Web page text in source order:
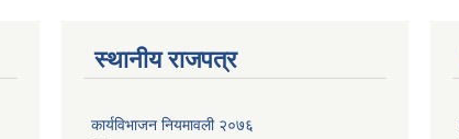
स्थानीय राजपत्र
कार्यविभाजन नियमावली २०७६